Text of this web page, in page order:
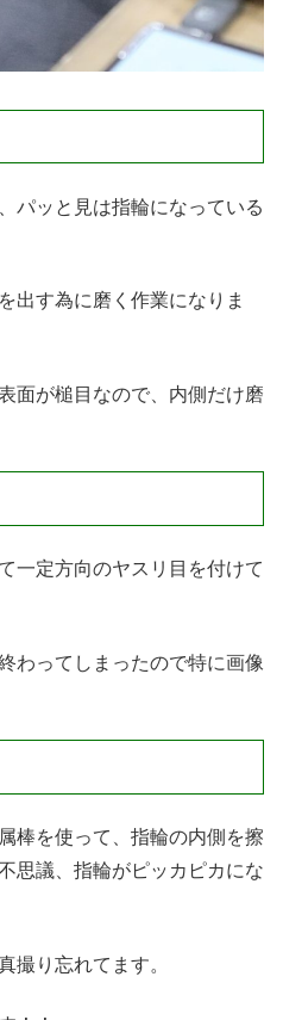
パッと見は指輪になっている
出す為に磨く作業になりま
面が槌目なので、内側だけ磨
一定方向のヤスリ目を付けて
わってしまったので特に画像
棒を使って、指輪の内側を擦
思議、指輪がピッカピカにな
撮り忘れてます。